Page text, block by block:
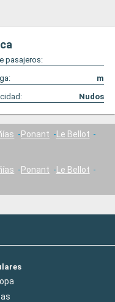
pasajeros:
m
Nudos
Ponant
Le Bellot
Ponant
Le Bellot